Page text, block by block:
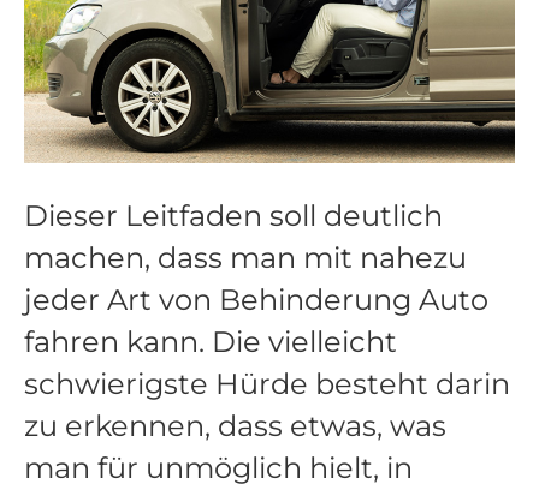
Dieser Leitfaden soll deutlich
machen, dass man mit nahezu
jeder Art von Behinderung Auto
fahren kann. Die vielleicht
schwierigste Hürde besteht darin
zu erkennen, dass etwas, was
man für unmöglich hielt, in